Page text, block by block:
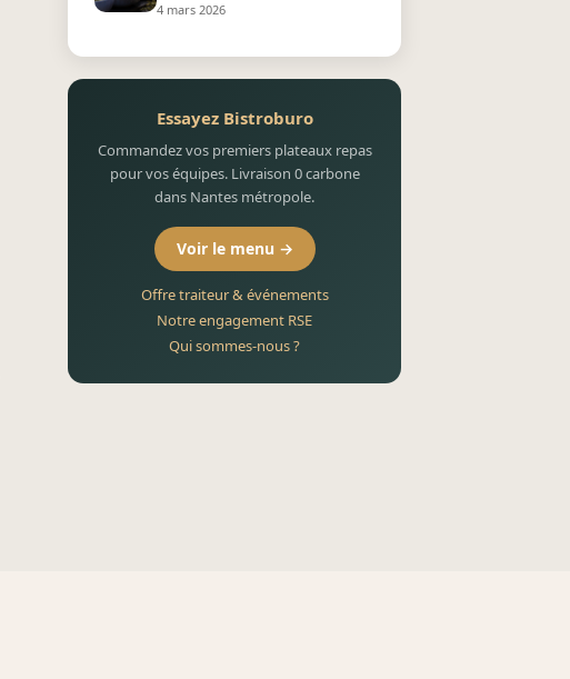
4 mars 2026
Essayez Bistroburo
Commandez vos premiers plateaux repas
pour vos équipes. Livraison 0 carbone
dans Nantes métropole.
Voir le menu →
Offre traiteur & événements
Notre engagement RSE
Qui sommes-nous ?